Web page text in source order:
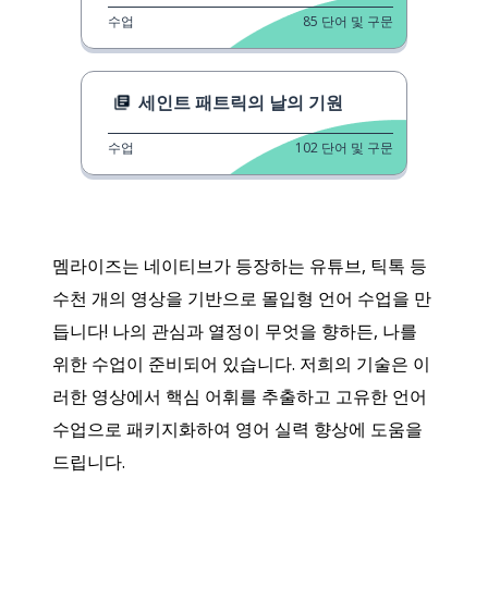
멤라이즈는 네이티브가 등장하는 유튜브, 틱톡 등
수천 개의 영상을 기반으로 몰입형 언어 수업을 만
듭니다! 나의 관심과 열정이 무엇을 향하든, 나를
위한 수업이 준비되어 있습니다. 저희의 기술은 이
러한 영상에서 핵심 어휘를 추출하고 고유한 언어
수업으로 패키지화하여 영어 실력 향상에 도움을
드립니다.
수업 85 단어 및 구문
세인트 패트릭의 날의 기원
수업 102 단어 및 구문